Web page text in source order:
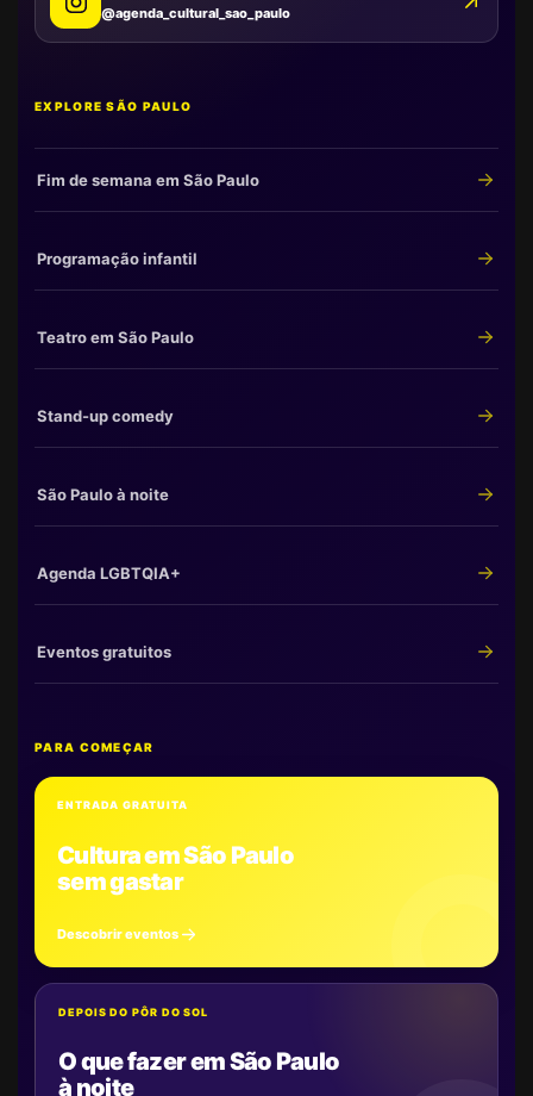
@agenda_cultural_sao_paulo
EXPLORE SÃO PAULO
Fim de semana em São Paulo
Programação infantil
Teatro em São Paulo
Stand-up comedy
São Paulo à noite
Agenda LGBTQIA+
Eventos gratuitos
PARA COMEÇAR
ENTRADA GRATUITA
Cultura em São Paulo
sem gastar
Descobrir eventos
DEPOIS DO PÔR DO SOL
O que fazer em São Paulo
à noite